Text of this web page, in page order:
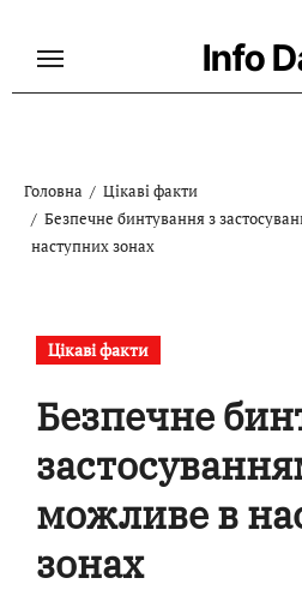
Info
Головна
Цікаві факти
Безпечне бинтування з
наступних зонах
Цікаві факти
Безпечне
можливе в
зонах